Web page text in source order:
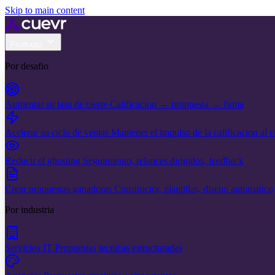
Skip to main content
Por desafio
Aumentar su tasa de cierre Calificacion → propuesta → firma
Acelerar su ciclo de ventas Mantener el impulso de la calificacion al
Reducir el ghosting Seguimiento, relances dirigidos, feedback
Crear propuestas ganadoras Constructor, plantillas, diseno automatico
Por industria
Servicios IT Propuestas tecnicas estructuradas